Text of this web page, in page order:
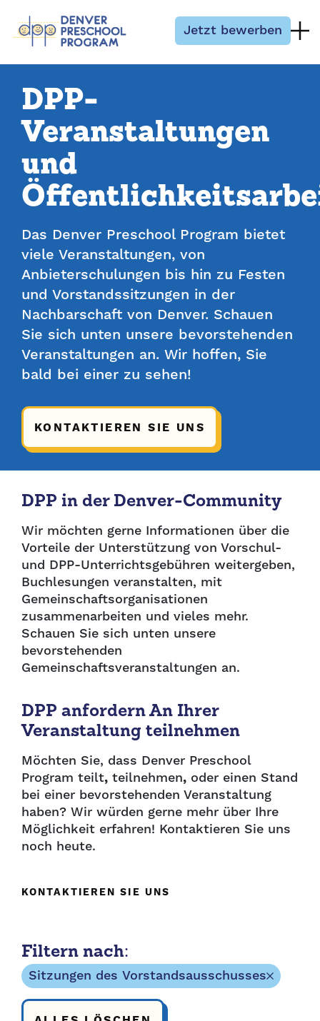
Jetzt bewerben
DPP-
Veranstaltungen
und
Das Denver Preschool Program bietet
viele Veranstaltungen, von
Anbieterschulungen bis hin zu Festen
und Vorstandssitzungen in der
Nachbarschaft von Denver. Schauen
Sie sich unten unsere bevorstehenden
Veranstaltungen an. Wir hoffen, Sie
bald bei einer zu sehen!
KONTAKTIEREN SIE UNS
DPP in der Denver-Community
Wir möchten gerne Informationen über die
Vorteile der Unterstützung von Vorschul-
und DPP-Unterrichtsgebühren weitergeben,
Buchlesungen veranstalten, mit
Gemeinschaftsorganisationen
zusammenarbeiten und vieles mehr.
Schauen Sie sich unten unsere
bevorstehenden
Gemeinschaftsveranstaltungen an.
DPP anfordern An Ihrer
Veranstaltung teilnehmen
Möchten Sie, dass Denver Preschool
Program teilt, teilnehmen, oder einen Stand
bei einer bevorstehenden Veranstaltung
haben? Wir würden gerne mehr über Ihre
Möglichkeit erfahren! Kontaktieren Sie uns
noch heute.
KONTAKTIEREN SIE UNS
Filtern nach:
Sitzungen des Vorstandsausschusses